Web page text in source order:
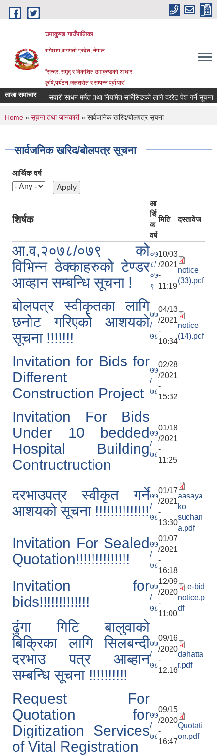
Skip to main content
उमाकुण्ड गाउँपालिका
रामेछाप,बागमती प्रदेश, नेपाल
"सुन्दर, समृद् र विकशित उमाकुण्डको आधार
कृषि,पर्यटन,जलश्रोत र सम्पन्न पूर्वाधार"
ताजा समाचारसवारी साधन मर्मत तथा नियमित सर्भिसिङको लागि दररेट पेश गर्ने सूचना ।
You are here
Home » सूचना तथा जानकारी» सार्वजनिक खरिद/बोलपत्र सूचना
सार्वजनिक खरिद/बोलपत्र सूचना
आर्थिक वर्ष
शिर्षक
आ
र्थि
क
वर्ष
मिति दस्तावेज
आ.व,२०७८/०७९ को
विभिन्न ठेक्काहरुको टेण्डर
आव्हान सम्बन्धि सूचना !
०७
८/
०७
९
10/03
/2021
-
11:19
notice
(33).pdf
बोलपत्र स्वीकृतका लागि
छनोट गरिएको आशयको
सूचना !!!!!!!
७७
/
७८
04/13
/2021
-
10:34
notice
(14).pdf
Invitation for Bids for
Different
Construction Project
७७
/
७८
02/28
/2021
-
15:32
Invitation For Bids
Under 10 bedded
Hospital Building
Contructruction
७७
/
७८
01/18
/2021
-
11:25
दरभाउपत्र स्वीकृत गर्ने
आशयको सूचना !!!!!!!!!!!!!!
७७
/
७८
01/17
/2021
-
13:30
aasaya
ko
suchan
a.pdf
Invitation For Sealed
Quotation!!!!!!!!!!!!!!
७७
/
७८
01/07
/2021
-
16:18
Invitation for
bids!!!!!!!!!!!!!
७७
/
७८
12/09
/2020
-
11:00
e-bid
notice.p
df
ढुंगा गिटि बालुवाको
बिक्रिका लागि सिलबन्दी
दरभाउ पत्र आब्हान
सम्बन्धि सूचना !!!!!!!!!!
७७
/
७८
09/16
/2020
-
12:16
dahatta
r.pdf
Request For
Quotation for
Digitization Services
of Vital Registration
७७
/
७८
09/15
/2020
-
16:47
Quotati
on.pdf